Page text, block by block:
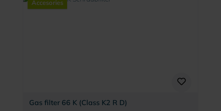
Accesories
Gas filter 66 K (Class K2 R D)